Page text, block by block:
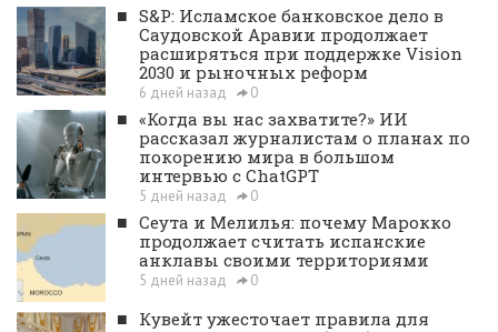
■ S&P: Исламское банковское дело в
Саудовской Аравии продолжает
расширяться при поддержке Vision
2030 и рыночных реформ
6 дней назад 0
■ «Когда вы нас захватите?» ИИ
рассказал журналистам о планах по
покорению мира в большом
интервью с ChatGPT
5 дней назад 0
■ Сеута и Мелилья: почему Марокко
продолжает считать испанские
анклавы своими территориями
5 дней назад 0
■ Кувейт ужесточает правила для